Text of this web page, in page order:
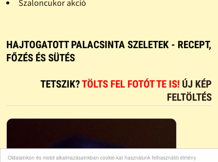
Oldalainkon és mobil alkalmazásainkban cookie-kat használunk felhasználói élmény
Szaloncukor akció
HAJTOGATOTT PALACSINTA SZELETEK - RECEPT,
FŐZÉS ÉS SÜTÉS
TETSZIK?TÖLTS FEL FOTÓT TE IS! ÚJ KÉP
FELTÖLTÉS